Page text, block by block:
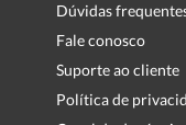
Dúvidas
Fale conosco
Suporte ao cliente
Política de